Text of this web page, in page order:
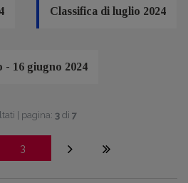
Classifica di luglio 2024
- 16 giugno 2024
| pagina: 3di 7
3